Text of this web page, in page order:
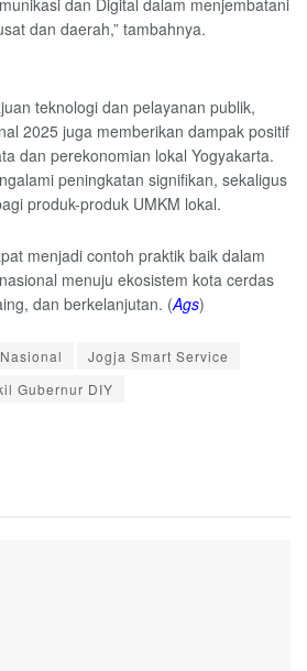
dan Digital dalam menjembatani
dan daerah,” tambahnya.
teknologi dan pelayanan publik,
2025 juga memberikan dampak positif
dan perekonomian lokal Yogyakarta.
peningkatan signifikan, sekaligus
produk-produk UMKM lokal.
menjadi contoh praktik baik dalam
menuju ekosistem kota cerdas
dan berkelanjutan. (Ags)
Jogja Smart Service
Gubernur DIY